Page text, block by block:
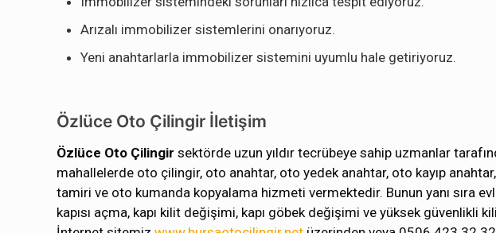
Arızalı immobilizer sistemlerini onarıyoruz.
Yeni anahtarlarla immobilizer sistemini uyumlu hale getiriyoruz.
Özlüce Oto Çilingir İletişim
Özlüce Oto Çilingir sektörde uzun yıldır tecrübeye sahip uzmanlar
mahallelerde oto çilingir, oto anahtar, oto yedek anahtar, oto kayıp
tamiri ve oto kumanda kopyalama hizmeti vermektedir. Bunun yanı sıra
kapısı açma, kapı kilit değişimi, kapı göbek değişimi ve yüksek güvenlikli